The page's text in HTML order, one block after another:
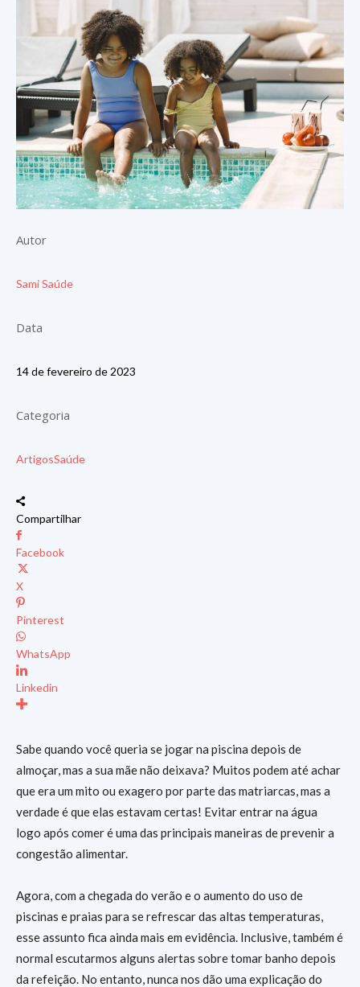
Autor
Sami Saúde
Data
14 de fevereiro de 2023
Categoria
ArtigosSaúde
Compartilhar
Facebook
X
Pinterest
WhatsApp
Linkedin
Sabe quando você queria se jogar na piscina depois de
almoçar, mas a sua mãe não deixava? Muitos podem até achar
que era um mito ou exagero por parte das matriarcas, mas a
verdade é que elas estavam certas! Evitar entrar na água
logo após comer é uma das principais maneiras de prevenir a
congestão alimentar.
Agora, com a chegada do verão e o aumento do uso de
piscinas e praias para se refrescar das altas temperaturas,
esse assunto fica ainda mais em evidência. Inclusive, também é
normal escutarmos alguns alertas sobre tomar banho depois
da refeição. No entanto, nunca nos dão uma explicação do